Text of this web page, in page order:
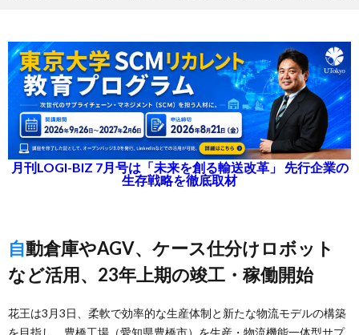
月刊LOGI-BIZ 7月号は「未来を創る輸送改革」 先行企業の
生存戦略を徹底取材
自動倉庫やAGV、ケース仕分けロボット
など活用、23年上期の竣工・稼働開始
花王は3月3日、柔軟で効率的な生産体制と新たな物流モデルの構築
を目指し、豊橋工場（愛知県豊橋市）を生産・物流機能一体型サプ